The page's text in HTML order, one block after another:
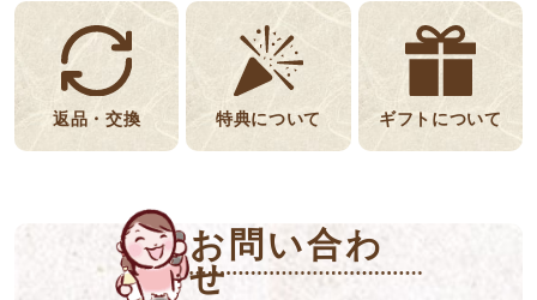
返品・交換 特典について ギフトについて
お問い合わ
せ